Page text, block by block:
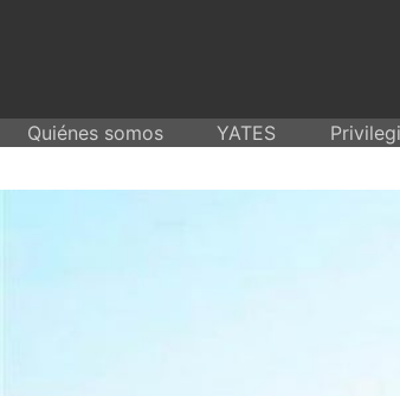
Quiénes somos YATES